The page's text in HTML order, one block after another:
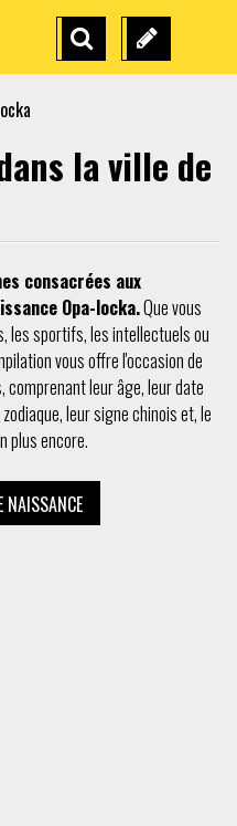
RECHERCHE SUGGÉREZ
la ville de
consacrées aux
Opa-locka.Que vous
les sportifs, les intellectuels ou
vous offre l'occasion de
leur âge, leur date
leur signe chinois et, le
plus encore.
NAISSANCE